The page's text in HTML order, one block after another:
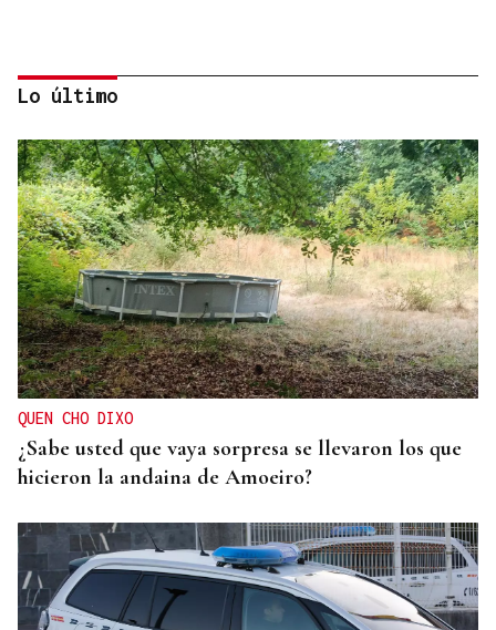
CRISIS HUMANITARIA
Más de 15.000 ceutíes reclaman respuestas a
España y Europa ante la crisis migratoria
Lo último
QUEN CHO DIXO
¿Sabe usted que vaya sorpresa se llevaron los que
hicieron la andaina de Amoeiro?